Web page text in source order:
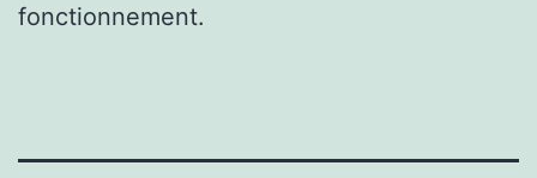
fonctionnement.